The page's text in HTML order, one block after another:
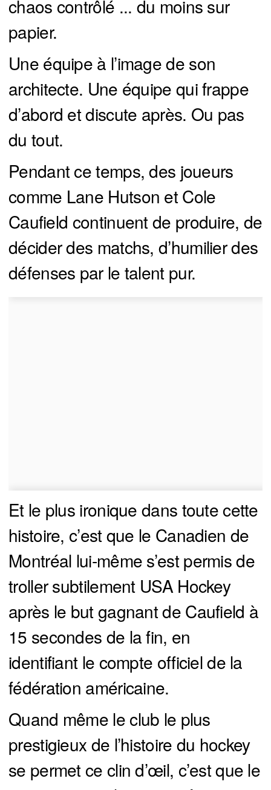
chaos contrôlé ... du moins sur
papier.
Une équipe à l’image de son
architecte. Une équipe qui frappe
d’abord et discute après. Ou pas
du tout.
Pendant ce temps, des joueurs
comme Lane Hutson et Cole
Caufield continuent de produire, de
décider des matchs, d’humilier des
défenses par le talent pur.
Et le plus ironique dans toute cette
histoire, c’est que le Canadien de
Montréal lui-même s’est permis de
troller subtilement USA Hockey
après le but gagnant de Caufield à
15 secondes de la fin, en
identifiant le compte officiel de la
fédération américaine.
Quand même le club le plus
prestigieux de l’histoire du hockey
se permet ce clin d’œil, c’est que le